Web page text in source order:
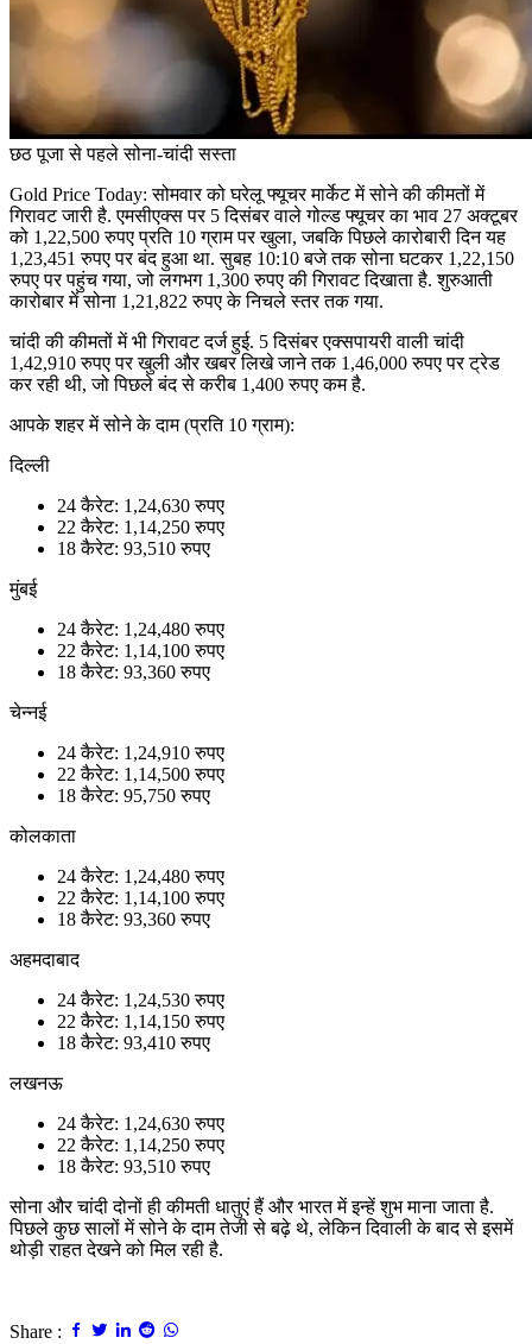
छठ पूजा से पहले सोना-चांदी सस्ता
Gold Price Today: सोमवार को घरेलू फ्यूचर मार्केट में सोने की कीमतों में
गिरावट जारी है. एमसीएक्स पर 5 दिसंबर वाले गोल्ड फ्यूचर का भाव 27 अक्टूबर
को 1,22,500 रुपए प्रति 10 ग्राम पर खुला, जबकि पिछले कारोबारी दिन यह
1,23,451 रुपए पर बंद हुआ था. सुबह 10:10 बजे तक सोना घटकर 1,22,150
रुपए पर पहुंच गया, जो लगभग 1,300 रुपए की गिरावट दिखाता है. शुरुआती
कारोबार में सोना 1,21,822 रुपए के निचले स्तर तक गया.
चांदी की कीमतों में भी गिरावट दर्ज हुई. 5 दिसंबर एक्सपायरी वाली चांदी
1,42,910 रुपए पर खुली और खबर लिखे जाने तक 1,46,000 रुपए पर ट्रेड
कर रही थी, जो पिछले बंद से करीब 1,400 रुपए कम है.
आपके शहर में सोने के दाम (प्रति 10 ग्राम):
दिल्ली
24 कैरेट: 1,24,630 रुपए
22 कैरेट: 1,14,250 रुपए
18 कैरेट: 93,510 रुपए
मुंबई
24 कैरेट: 1,24,480 रुपए
22 कैरेट: 1,14,100 रुपए
18 कैरेट: 93,360 रुपए
चेन्नई
24 कैरेट: 1,24,910 रुपए
22 कैरेट: 1,14,500 रुपए
18 कैरेट: 95,750 रुपए
कोलकाता
24 कैरेट: 1,24,480 रुपए
22 कैरेट: 1,14,100 रुपए
18 कैरेट: 93,360 रुपए
अहमदाबाद
24 कैरेट: 1,24,530 रुपए
22 कैरेट: 1,14,150 रुपए
18 कैरेट: 93,410 रुपए
लखनऊ
24 कैरेट: 1,24,630 रुपए
22 कैरेट: 1,14,250 रुपए
18 कैरेट: 93,510 रुपए
सोना और चांदी दोनों ही कीमती धातुएं हैं और भारत में इन्हें शुभ माना जाता है.
पिछले कुछ सालों में सोने के दाम तेजी से बढ़े थे, लेकिन दिवाली के बाद से इसमें
थोड़ी राहत देखने को मिल रही है.
Share :